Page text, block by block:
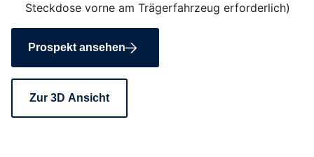
Steckdose vorne am Trägerfahrzeug erforderlich)
Prospekt ansehen
Zur 3D Ansicht